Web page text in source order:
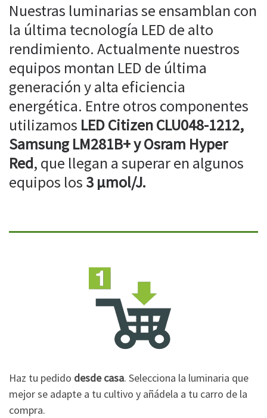
Nuestras luminarias se ensamblan con
la última tecnología LED de alto
rendimiento. Actualmente nuestros
equipos montan LED de última
generación y alta eficiencia
energética. Entre otros componentes
utilizamos LED Citizen CLU048-1212,
Samsung LM281B+ y Osram Hyper
Red, que llegan a superar en algunos
equipos los 3 µmol/J.
Haz tu pedido desde casa. Selecciona la luminaria que
mejor se adapte a tu cultivo y añádela a tu carro de la
compra.